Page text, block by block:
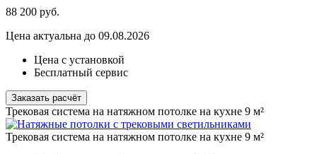
88 200 руб.
Цена актуальна до 09.08.2026
Цена с установкой
Бесплатный сервис
Заказать расчёт
Трековая система на натяжном потолке на кухне 9 м²
Трековая система на натяжном потолке на кухне 9 м²